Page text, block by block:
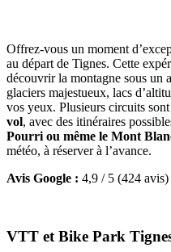
Offrez-vous un moment
au départ de Tignes. Cette
découvrir la montagne sous un
glaciers majestueux, lacs
vos yeux. Plusieurs circuits sont
vol, avec des itinéraires
Pourri ou même le Mont
météo, à réserver à l’avance.
Avis Google : 4,9 / 5 (424 avis)
VTT et Bike Park